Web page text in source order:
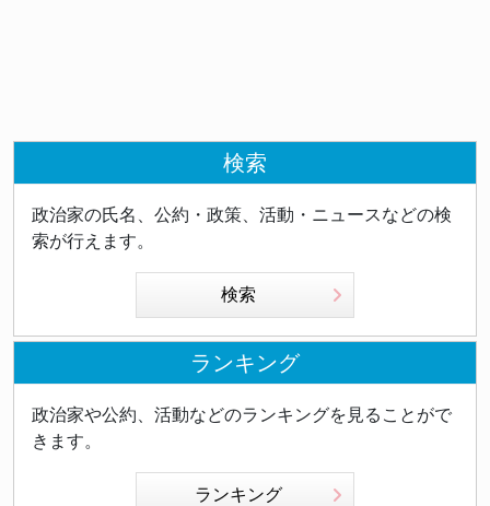
検索
政治家の氏名、公約・政策、活動・ニュースなどの検
索が行えます。
検索
ランキング
政治家や公約、活動などのランキングを見ることがで
きます。
ランキング